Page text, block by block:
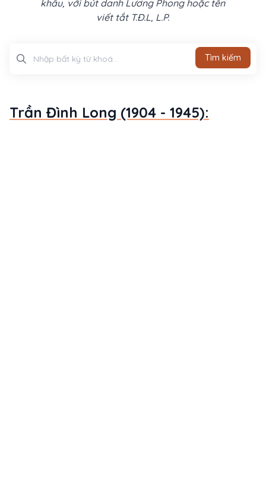
khấu, với bút danh Lương Phong hoặc tên
viết tắt T.Đ.L, L.P.
Tìm kiếm
Trần Đình Long (1904 - 1945):